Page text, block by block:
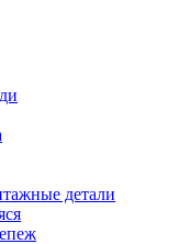
детали